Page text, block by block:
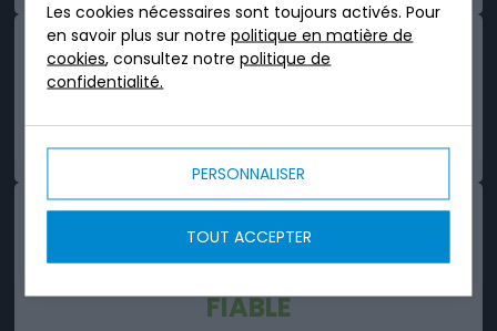
Les cookies nécessaires sont toujours activés. Pour
en savoir plus sur notrepolitique en matière de
cookies, consultez notrepolitique de
confidentialité.
PERSONNALISER
TOUT ACCEPTER
ROBUSTE
FIABLE